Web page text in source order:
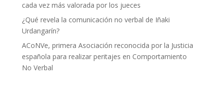
cada vez más valorada por los jueces
¿Qué revela la comunicación no verbal de Iñaki
Urdangarín?
ACoNVe, primera Asociación reconocida por la Justicia
española para realizar peritajes en Comportamiento
No Verbal